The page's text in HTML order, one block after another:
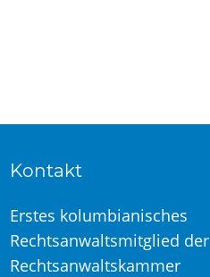
Kontakt
Erstes kolumbianisches
Rechtsanwaltsmitglied der
Rechtsanwaltskammer